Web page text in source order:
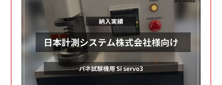
公共業界向け電気工事実績
その他電気工事実績